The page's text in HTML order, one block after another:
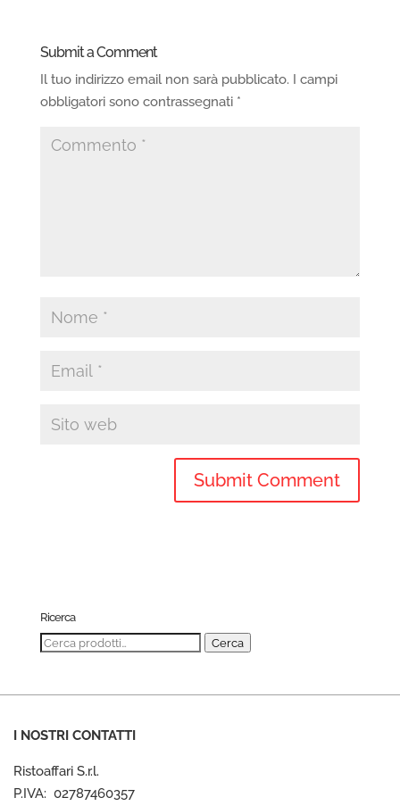
Submit a Comment
Il tuo indirizzo email non sarà pubblicato.
I campi
obbligatori sono contrassegnati *
Ricerca
Cerca: Cerca
I NOSTRI CONTATTI
Ristoaffari S.r.l.
P.IVA: 02787460357